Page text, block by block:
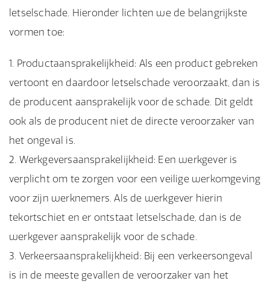
letselschade. Hieronder lichten we de belangrijkste
vormen toe:
Productaansprakelijkheid: Als een product gebreken
vertoont en daardoor letselschade veroorzaakt, dan is
de producent aansprakelijk voor de schade. Dit geldt
ook als de producent niet de directe veroorzaker van
het ongeval is.
Werkgeversaansprakelijkheid: Een werkgever is
verplicht om te zorgen voor een veilige werkomgeving
voor zijn werknemers. Als de werkgever hierin
tekortschiet en er ontstaat letselschade, dan is de
werkgever aansprakelijk voor de schade.
Verkeersaansprakelijkheid: Bij een verkeersongeval
is in de meeste gevallen de veroorzaker van het